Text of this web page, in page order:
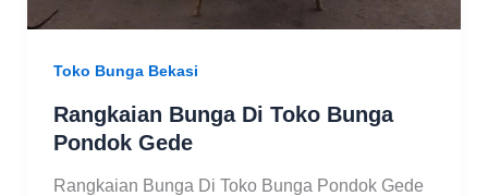
Toko Bunga Bekasi
Rangkaian Bunga Di Toko Bunga
Pondok Gede
Rangkaian Bunga Di Toko Bunga Pondok Gede